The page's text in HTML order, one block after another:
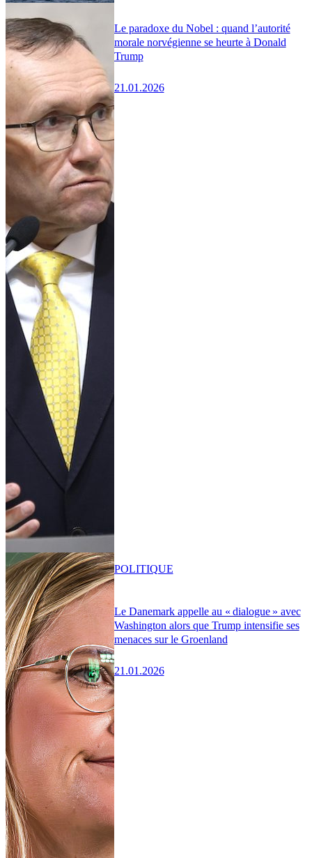
Le paradoxe du Nobel : quand l’autorité
morale norvégienne se heurte à Donald
Trump
21.01.2026
Le Danemark appelle au « dialogue » avec
Washington alors que Trump intensifie ses
menaces sur le Groenland
21.01.2026
POLITIQUE